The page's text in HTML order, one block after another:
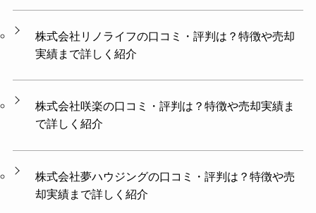
株式会社リノライフの口コミ・評判は？特徴や売却
実績まで詳しく紹介
株式会社咲楽の口コミ・評判は？特徴や売却実績ま
で詳しく紹介
株式会社夢ハウジングの口コミ・評判は？特徴や売
却実績まで詳しく紹介